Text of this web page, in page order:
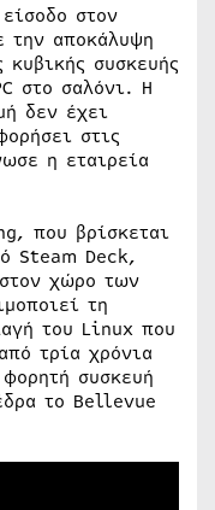
στον
την αποκάλυψη
συσκευής
στο σαλόνι. Η
δεν έχει
στις
η εταιρεία
που βρίσκεται
Steam Deck,
χώρο των
τη
του Linux που
τρία χρόνια
συσκευή
το Bellevue